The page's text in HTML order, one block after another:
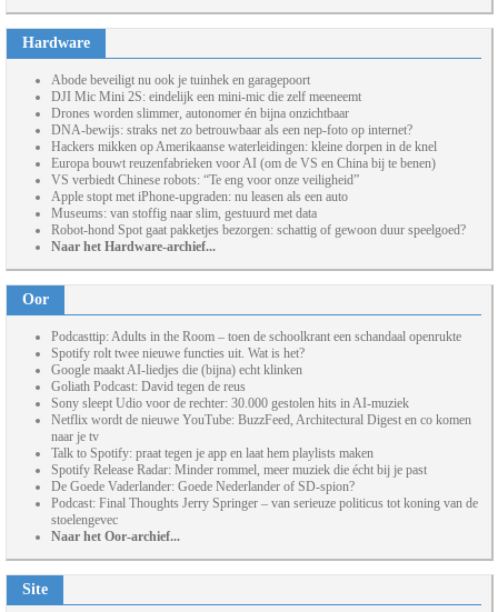
Hardware
Abode beveiligt nu ook je tuinhek en garagepoort
DJI Mic Mini 2S: eindelijk een mini-mic die zelf meeneemt
Drones worden slimmer, autonomer én bijna onzichtbaar
DNA-bewijs: straks net zo betrouwbaar als een nep-foto op internet?
Hackers mikken op Amerikaanse waterleidingen: kleine dorpen in de knel
Europa bouwt reuzenfabrieken voor AI (om de VS en China bij te benen)
VS verbiedt Chinese robots: “Te eng voor onze veiligheid”
Apple stopt met iPhone-upgraden: nu leasen als een auto
Museums: van stoffig naar slim, gestuurd met data
Robot-hond Spot gaat pakketjes bezorgen: schattig of gewoon duur speelgoed?
Naar het Hardware-archief...
Oor
Podcasttip: Adults in the Room – toen de schoolkrant een schandaal openrukte
Spotify rolt twee nieuwe functies uit. Wat is het?
Google maakt AI-liedjes die (bijna) echt klinken
Goliath Podcast: David tegen de reus
Sony sleept Udio voor de rechter: 30.000 gestolen hits in AI-muziek
Netflix wordt de nieuwe YouTube: BuzzFeed, Architectural Digest en co komen
naar je tv
Talk to Spotify: praat tegen je app en laat hem playlists maken
Spotify Release Radar: Minder rommel, meer muziek die écht bij je past
De Goede Vaderlander: Goede Nederlander of SD-spion?
Podcast: Final Thoughts Jerry Springer – van serieuze politicus tot koning van de
stoelengevec
Naar het Oor-archief...
Site